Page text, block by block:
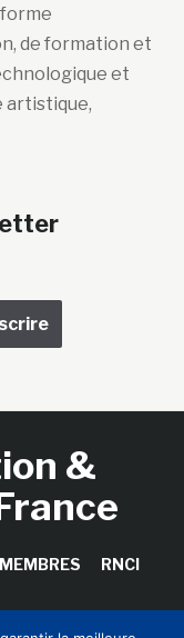
de formation et
et
artistique,
&
MEMBRES
RNCI